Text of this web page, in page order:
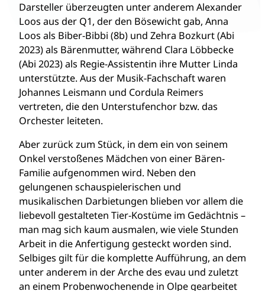
Darsteller überzeugten unter anderem Alexander
Loos aus der Q1, der den Bösewicht gab, Anna
Loos als Biber-Bibbi (8b) und Zehra Bozkurt (Abi
2023) als Bärenmutter, während Clara Löbbecke
(Abi 2023) als Regie-Assistentin ihre Mutter Linda
unterstützte. Aus der Musik-Fachschaft waren
Johannes Leismann und Cordula Reimers
vertreten, die den Unterstufenchor bzw. das
Orchester leiteten.
Aber zurück zum Stück, in dem ein von seinem
Onkel verstoßenes Mädchen von einer Bären-
Familie aufgenommen wird. Neben den
gelungenen schauspielerischen und
musikalischen Darbietungen blieben vor allem die
liebevoll gestalteten Tier-Kostüme im Gedächtnis –
man mag sich kaum ausmalen, wie viele Stunden
Arbeit in die Anfertigung gesteckt worden sind.
Selbiges gilt für die komplette Aufführung, an dem
unter anderem in der Arche des evau und zuletzt
an einem Probenwochenende in Olpe gearbeitet